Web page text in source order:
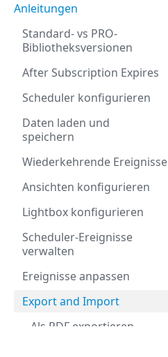
Anleitungen
Standard- vs PRO-
Bibliotheksversionen
After Subscription Expires
Scheduler konfigurieren
Daten laden und
speichern
Wiederkehrende Ereignisse
Ansichten konfigurieren
Lightbox konfigurieren
Scheduler-Ereignisse
verwalten
Ereignisse anpassen
Export and Import
Als PDF exportieren